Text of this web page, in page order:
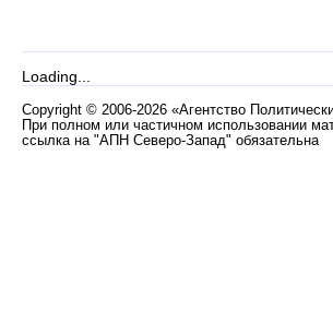
Loading...
Copyright © 2006-2026 «Агентство
При полном или частичном использовании
ссылка на "АПН Северо-Запад" обязательна